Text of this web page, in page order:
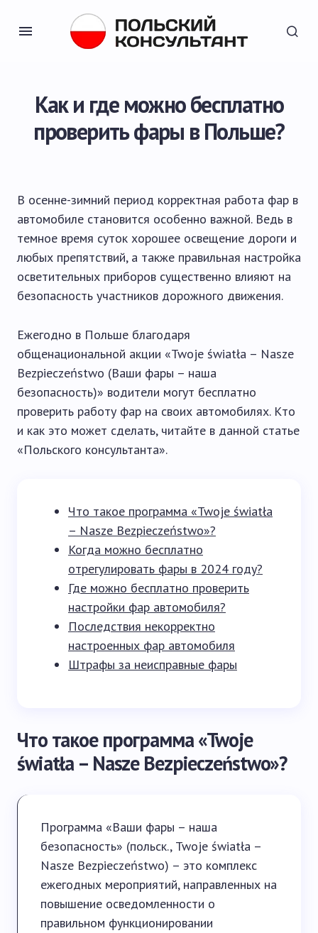
Как и где можно бесплатно
проверить фары в Польше?
В осенне-зимний период корректная работа фар в
автомобиле становится особенно важной. Ведь в
темное время суток хорошее освещение дороги и
любых препятствий, а также правильная настройка
осветительных приборов существенно влияют на
безопасность участников дорожного движения.
Ежегодно в Польше благодаря
общенациональной акции «Twoje światła – Nasze
Bezpieczeństwo (Ваши фары – наша
безопасность)» водители могут бесплатно
проверить работу фар на своих автомобилях. Кто
и как это может сделать, читайте в данной статье
«Польского консультанта».
Что такое программа «Twoje światła
– Nasze Bezpieczeństwo»?
Когда можно бесплатно
отрегулировать фары в 2024 году?
Где можно бесплатно проверить
настройки фар автомобиля?
Последствия некорректно
настроенных фар автомобиля
Штрафы за неисправные фары
Что такое программа «Twoje
światła – Nasze Bezpieczeństwo»?
Программа «Ваши фары – наша
безопасность» (польск., Twoje światła –
Nasze Bezpieczeństwo) – это комплекс
ежегодных мероприятий, направленных на
повышение осведомленности о
правильном функционировании